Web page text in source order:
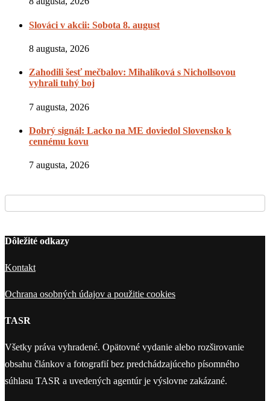
Slováci v akcii: Sobota 8. august
8 augusta, 2026
Zahodili šesť mečbalov: Mihalíková s Nichollsovou
vyhrali tuhý boj
7 augusta, 2026
Dobrý signál: Lacko na ME doviedol Slovensko k
cennému kovu
7 augusta, 2026
Dôležité odkazy
Kontakt
Ochrana osobných údajov a použitie cookies
TASR
Všetky práva vyhradené. Opätovné vydanie alebo rozširovanie
obsahu článkov a fotografií bez predchádzajúceho písomného
súhlasu TASR a uvedených agentúr je výslovne zakázané.